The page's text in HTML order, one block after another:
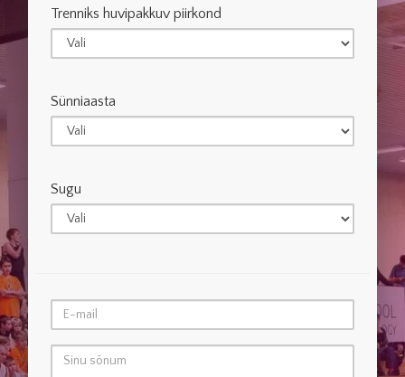
Trenniks huvipakkuv piirkond
Sünniaasta
Sugu